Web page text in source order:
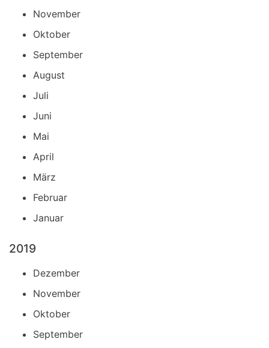
November
Oktober
September
August
Juli
Juni
Mai
April
März
Februar
Januar
2019
Dezember
November
Oktober
September